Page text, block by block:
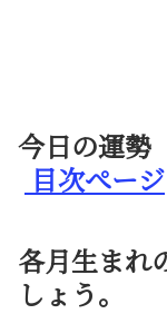
今日の運
目次ぺージ
各月生まれ
しょう。